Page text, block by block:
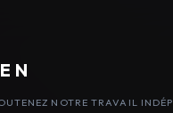
NOTRE TRAVAIL